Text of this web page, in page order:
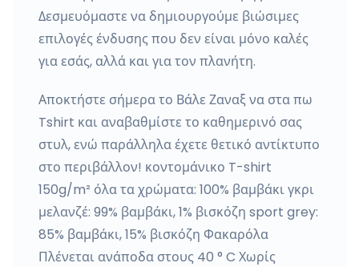
Δεσμευόμαστε να δημιουργούμε βιώσιμες
επιλογές ένδυσης που δεν είναι μόνο καλές
για εσάς, αλλά και για τον πλανήτη.
Αποκτήστε σήμερα το Βάλε Ζαναξ να στα πω
Tshirt και αναβαθμίστε το καθημερινό σας
στυλ, ενώ παράλληλα έχετε θετικό αντίκτυπο
στο περιβάλλον! κοντομάνικο T-shirt
150g/m² όλα τα χρώματα: 100% βαμβάκι γκρι
μελανζέ: 99% βαμβάκι, 1% βισκόζη sport grey:
85% βαμβάκι, 15% βισκόζη Φακαρόλα
Πλένεται ανάποδα στους 40 ° C Χωρίς